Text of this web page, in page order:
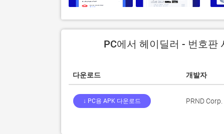
PC에서 헤이딜러 - 번호판
다운로드 개발자
↓ PC용 APK 다운로드 PRND Corp.